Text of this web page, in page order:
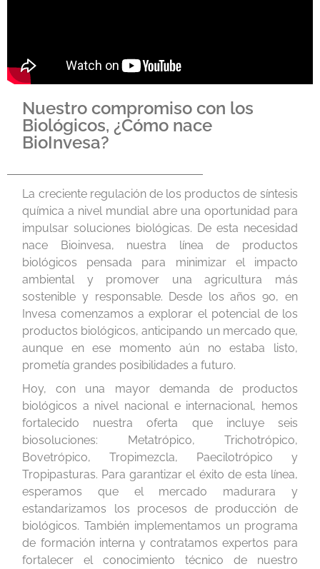
Nuestro compromiso con los
Biológicos, ¿Cómo nace
BioInvesa?
La creciente regulación de los productos de síntesis
química a nivel mundial abre una oportunidad para
impulsar soluciones biológicas. De esta necesidad
nace Bioinvesa, nuestra línea de productos
biológicos pensada para minimizar el impacto
ambiental y promover una agricultura más
sostenible y responsable. Desde los años 90, en
Invesa comenzamos a explorar el potencial de los
productos biológicos, anticipando un mercado que,
aunque en ese momento aún no estaba listo,
prometía grandes posibilidades a futuro.
Hoy, con una mayor demanda de productos
biológicos a nivel nacional e internacional, hemos
fortalecido nuestra oferta que incluye seis
biosoluciones: Metatrópico, Trichotrópico,
Bovetrópico, Tropimezcla, Paecilotrópico y
Tropipasturas. Para garantizar el éxito de esta línea,
esperamos que el mercado madurara y
estandarizamos los procesos de producción de
biológicos. También implementamos un programa
de formación interna y contratamos expertos para
fortalecer el conocimiento técnico de nuestro